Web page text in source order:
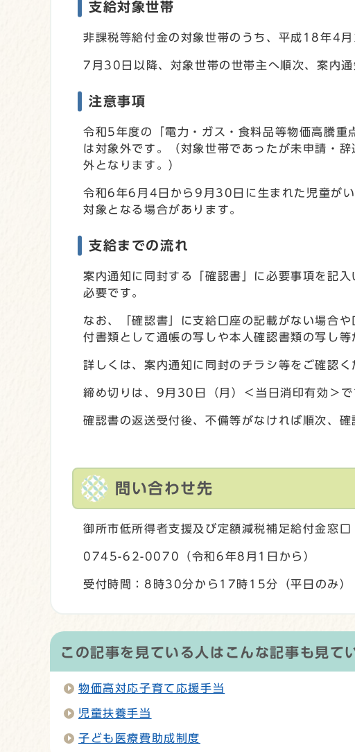
支給対象世帯
非課税等給付金の対象世帯のうち、平成18年4
7月30日以降、対象世帯の世帯主へ順次、案内
注意事項
令和5年度の「電力・ガス・食料品等物価高騰
は対象外です。（対象世帯であったが未申請・
外となります。）
令和6年6月4日から9月30日に生まれた児童が
対象となる場合があります。
支給までの流れ
案内通知に同封する「確認書」に必要事項を記
必要です。
なお、「確認書」に支給口座の記載がない場合
付書類として通帳の写しや本人確認書類の写し等
詳しくは、案内通知に同封のチラシ等をご確認く
締め切りは、9月30日（月）＜当日消印有効＞で
確認書の返送受付後、不備等がなければ順次、
問い合わせ先
御所市低所得者支援及び定額減税補足給付金窓口
0745-62-0070（令和6年8月1日から）
受付時間：8時30分から17時15分（平日のみ）
この記事を見ている人はこんな記事も見て
物価高対応子育て応援手当
児童扶養手当
子ども医療費助成制度